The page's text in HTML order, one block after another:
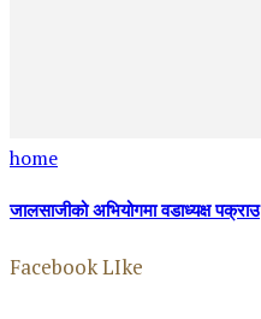
home
जालसाजीको अभियोगमा वडाध्यक्ष पक्राउ
Facebook LIke